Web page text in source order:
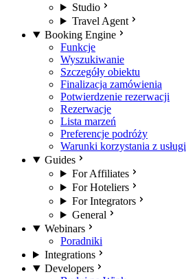
Studio
Travel Agent
Booking Engine
Funkcje
Wyszukiwanie
Szczegóły obiektu
Finalizacja zamówienia
Potwierdzenie rezerwacji
Rezerwacje
Lista marzeń
Preferencje podróży
Warunki korzystania z usługi
Guides
For Affiliates
For Hoteliers
For Integrators
General
Webinars
Poradniki
Integrations
Developers